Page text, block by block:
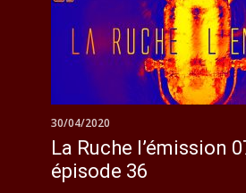
30/04/2020
La Ruche l’émission
épisode 36